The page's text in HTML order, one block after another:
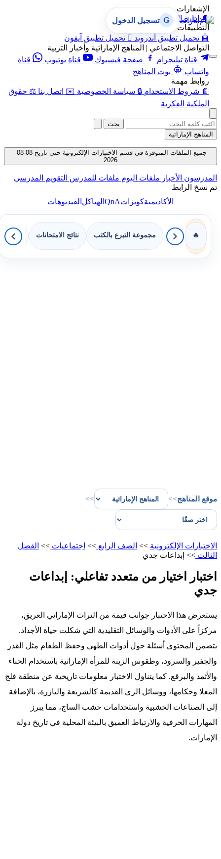
الإشعارات
🔔 إدارة الإشعارات
التطبيقات
🤖 تحميل تطبيق أندرويد  تحميل تطبيق آيفون
التواصل الاجتماعي | المناهج الإماراتية وأخبار التربية
قناة تيليجرام
صفحة فيسبوك قناة يوتيوب
قناة
واتساب
بوت المناهج
روابط مهمة
📄 شروط الاستخدام 🔒 سياسة الخصوصية ✉️ اتصل بنا ⚖️ حقوق
الملكية الفكرية
G تسجيل الدخول
بحث
المناهج الإماراتية
جميع الملفات المتوفرة في قسم الاختبارات الإلكترونية حتى تاريخ 08-08-
2026
المدرسون الأخبار ملفات اليوم ملفات للمدرس التقويم المدرسي
تم نسخ الرابط
الأكاديميةكويزاتQnAالهياكل الفيديوهات
🔥 مجموعة التبرع بالكتب نتائج الامتحانات
موقع المناهج>>
>>
الاختبارات الإلكترونية >> الصف الرابع >> اجتماعيات >> الفصل
الثالث >> إبداعات جدي
اختبار اختيار من متعدد تفاعلي: إبداعات
جدي
يستعرض هذا الاختبار جوانب قيمة من التراث الإماراتي العريق،
مركزاً على الأدوات والوسائل التقليدية التي شكلت حياة الأجداد.
يتضمن المحتوى أسئلة حول أدوات الطهي وحفظ الطعام مثل القدر
والجفير والسرود، وطقوس الزينة للمرأة الإماراتية باستخدام الحناء
والأثمد والبرقع. كما يتناول الاختبار معلومات تاريخية عن منطقة فلج
المعلا وحكامها، ووسائل الري القديمة كالشريعة واليازرة، بالإضافة
إلى الصناعات الخشبية واستخدامات خشب الساج، مما يبرز
المهارات الحرفية والارتباط العميق بالبيئة المحلية في تاريخ دولة
الإمارات.